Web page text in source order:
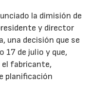
la dimisión de
y director
una decisión que se
17 de julio y que,
el fabricante,
planificación